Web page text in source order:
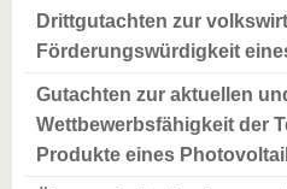
Drittgutachten zur
Förderungswürdigkeit
Gutachten zur aktuellen
Wettbewerbsfähigkeit der
Produkte eines